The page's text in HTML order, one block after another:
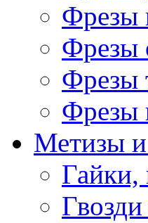
Фрезы
Фрезы
Фрезы
Фрезы
Метизы